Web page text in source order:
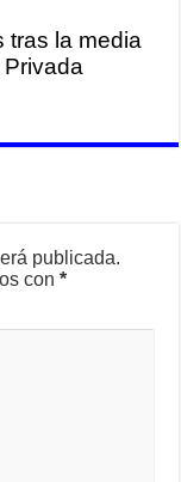
tras la media
publicada.
con*